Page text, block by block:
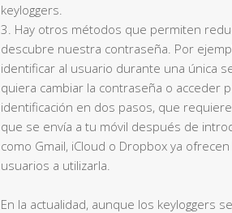
keyloggers.
3. Hay otros métodos que permiten
descubre nuestra contraseña. Por
identificar al usuario durante una única
quiera cambiar la contraseña o acceder
identificación en dos pasos, que
que se envía a tu móvil después de
como Gmail, iCloud o Dropbox ya
usuarios a utilizarla.
En la actualidad, aunque los keyloggers